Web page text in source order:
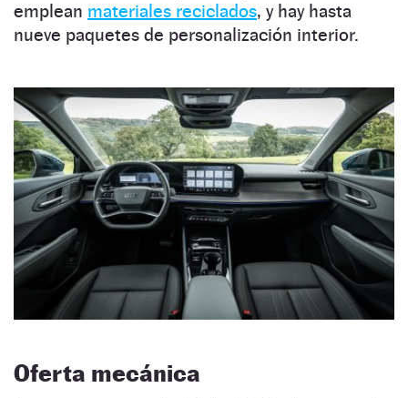
emplean materiales reciclados, y hay hasta
nueve paquetes de personalización interior.
Oferta mecánica